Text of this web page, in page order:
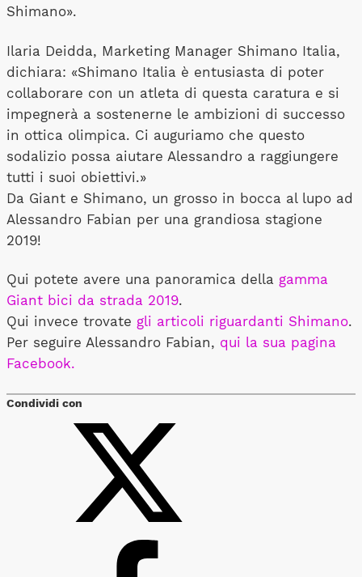
Shimano».
Ilaria Deidda, Marketing Manager Shimano Italia,
dichiara: «Shimano Italia è entusiasta di poter
collaborare con un atleta di questa caratura e si
impegnerà a sostenerne le ambizioni di successo
in ottica olimpica. Ci auguriamo che questo
sodalizio possa aiutare Alessandro a raggiungere
tutti i suoi obiettivi.»
Da Giant e Shimano, un grosso in bocca al lupo ad
Alessandro Fabian per una grandiosa stagione
2019!
Qui potete avere una panoramica della gamma
Giant bici da strada 2019.
Qui invece trovate gli articoli riguardanti Shimano.
Per seguire Alessandro Fabian, qui la sua pagina
Facebook.
Condividi con